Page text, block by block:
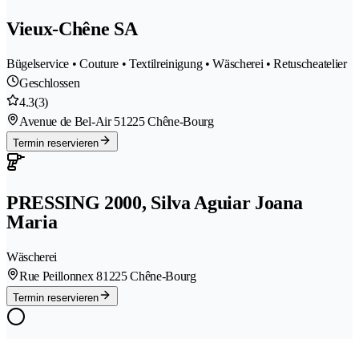
Vieux-Chêne SA
Bügelservice • Couture • Textilreinigung • Wäscherei • Retuscheatelier
Geschlossen
4.3(3)
Avenue de Bel-Air 51225 Chêne-Bourg
Termin reservieren
PRESSING 2000, Silva Aguiar Joana
Maria
Wäscherei
Rue Peillonnex 81225 Chêne-Bourg
Termin reservieren